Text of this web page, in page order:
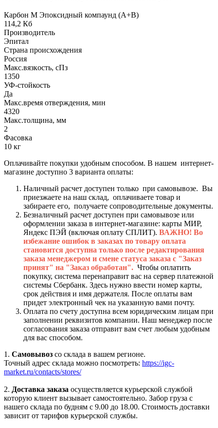
Карбон М Эпоксидный компаунд (А+В)
114,2 Кб
Производитель
Эпитал
Страна происхождения
Россия
Макс.вязкoсть, сПз
1350
УФ-стойкость
Да
Макс.время отверждения, мин
4320
Макс.толщина, мм
2
Фасовка
10 кг
Оплачивайте покупки удобным способом. В нашем интернет-
магазине доступно 3 варианта оплаты:
Наличный расчет доступен только при самовывозе. Вы
приезжаете на наш склад, оплачиваете товар и
забираете его, получаете сопроводительные документы.
Безналичный расчет доступен при самовывозе или
оформлении заказа в интернет-магазине: карты МИР,
Яндекс ПЭЙ (включая оплату СПЛИТ). ВАЖНО! Во
избежание ошибок в заказах по товару оплата
становится доступна только после редактирования
заказа менеджером и смене статуса заказа с "Заказ
принят" на "Заказ обработан". Чтобы оплатить
покупку, система перенаправит вас на сервер платежной
системы Сбербанк. Здесь нужно ввести номер карты,
срок действия и имя держателя. После оплаты вам
придет электронный чек на указанную вами почту.
Оплата по счету доступна всем юридическим лицам при
заполнении реквизитов компании. Наш менеджер после
согласования заказа отправит вам счет любым удобным
для вас способом.
1. Самовывоз со склада в вашем регионе.
Точный адрес склада можно посмотреть: https://igc-
market.ru/contacts/stores/
2. Доставка заказа осуществляется курьерской службой
которую клиент вызывает самостоятельно. Забор груза с
нашего склада по будням с 9.00 до 18.00. Стоимость доставки
зависит от тарифов курьерской службы.